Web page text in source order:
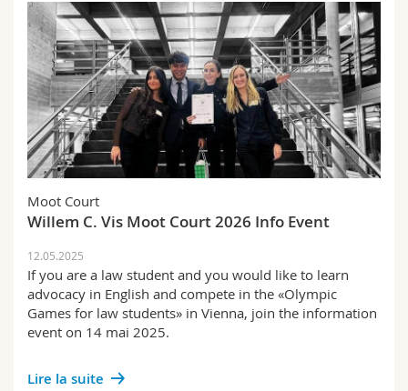
Moot Court
Willem C. Vis Moot Court 2026 Info Event
12.05.2025
If you are a law student and you would like to learn
advocacy in English and compete in the «Olympic
Games for law students» in Vienna, join the information
event on 14 mai 2025.
Lire la suite